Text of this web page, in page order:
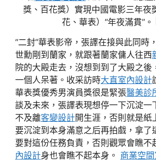
獎、百花獎）實現中國電影三年夜
花、華表）“年夜滿貫”。
“二封”華表影帝，張譯在接與此同時
世勳剛到蘭家，就跟著蘭家傭人往西
院的大殿走去，沒想到到了大殿之後
一個人呆著。收采訪時大直室內設計
華表獎優秀男演員獎很是緊張醫美診
談及未來，張譯表現想停一下沉淀一
不及離客變設計開生涯，否則就是紙
要沉淀到本身滿意之后再拍戲，拿了
要對這份任務負責，否則觀眾會瞧不
內設計身也會瞧不起本身。 商業空